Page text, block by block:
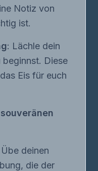
Notiz von
ist.
: Lächle dein
beginnst. Diese
Eis für euch
deinen
die der